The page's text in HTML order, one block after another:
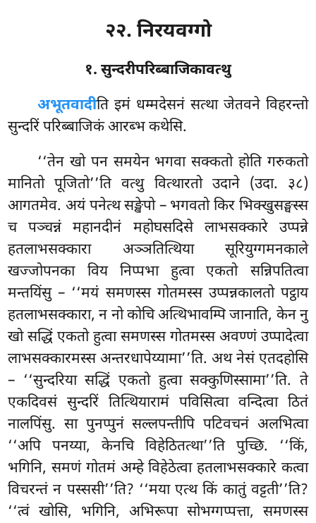
२२. निरयवग्गो
१. सुन्दरीपरिब्बाजिकावत्थु
अभूतवादीति इमं धम्मदेसनं सत्था जेतवने विहरन्तो
सुन्दरिं परिब्बाजिकं आरब्भ कथेसि.
‘‘तेन खो पन समयेन भगवा सक्कतो होति गरुकतो
मानितो पूजितो’’ति वत्थु वित्थारतो उदाने (उदा. ३८)
आगतमेव. अयं पनेत्थ सङ्खेपो – भगवतो किर भिक्खुसङ्घस्स
च पञ्चन्नं महानदीनं महोघसदिसे लाभसक्कारे उप्पन्ने
हतलाभसक्कारा अञ्ञतित्थिया सूरियुग्गमनकाले
खज्जोपनका विय निप्पभा हुत्वा एकतो सन्निपतित्वा
मन्तयिंसु – ‘‘मयं समणस्स गोतमस्स उप्पन्नकालतो पट्ठाय
हतलाभसक्कारा, न नो कोचि अत्थिभावम्पि जानाति, केन नु
खो सद्धिं एकतो हुत्वा समणस्स गोतमस्स अवण्णं उप्पादेत्वा
लाभसक्कारमस्स अन्तरधापेय्यामा’’ति. अथ नेसं एतदहोसि
– ‘‘सुन्दरिया सद्धिं एकतो हुत्वा सक्कुणिस्सामा’’ति. ते
एकदिवसं सुन्दरिं तित्थियारामं पविसित्वा वन्दित्वा ठितं
नालपिंसु. सा पुनप्पुनंसल्लपन्तीपि पटिवचनं अलभित्वा
‘‘अपि पनय्या, केनचि विहेठितत्था’’ति पुच्छि. ‘‘किं,
भगिनि, समणं गोतमं अम्हे विहेठेत्वा हतलाभसक्कारे कत्वा
विचरन्तं न पस्ससी’’ति? ‘‘मया एत्थ किं कातुं वट्टती’’ति?
‘‘त्वं खोसि, भगिनि, अभिरूपा सोभग्गप्पत्ता, समणस्स